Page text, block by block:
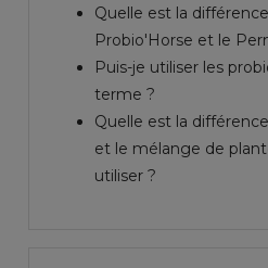
Quelle est la
Probio'Horse et le
Puis-je utiliser les
terme ?
Quelle est la
et le mélange de
utiliser ?